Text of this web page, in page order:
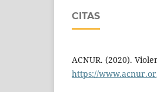
CITAS
ACNUR. (2020).
https://